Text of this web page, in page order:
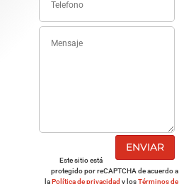
ENVIAR
Este sitio está
protegido por reCAPTCHA de acuerdo a
laPolítica de privacidad y losTérminos de